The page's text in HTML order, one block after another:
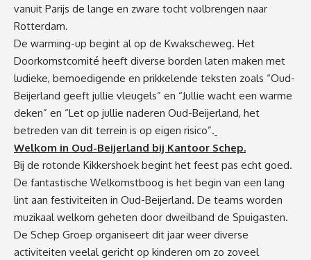
vanuit Parijs de lange en zware tocht volbrengen naar
Rotterdam.
De warming-up begint al op de Kwakscheweg. Het
Doorkomstcomité heeft diverse borden laten maken met
ludieke, bemoedigende en prikkelende teksten zoals “Oud-
Beijerland geeft jullie vleugels” en “Jullie wacht een warme
deken” en “Let op jullie naderen Oud-Beijerland, het
betreden van dit terrein is op eigen risico”.
Welkom in Oud-Beijerland bij Kantoor Schep.
Bij de rotonde Kikkershoek begint het feest pas echt goed.
De fantastische Welkomstboog is het begin van een lang
lint aan festiviteiten in Oud-Beijerland. De teams worden
muzikaal welkom geheten door dweilband de Spuigasten.
De Schep Groep organiseert dit jaar weer diverse
activiteiten veelal gericht op kinderen om zo zoveel